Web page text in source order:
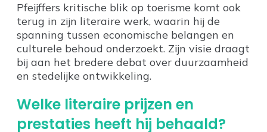
Pfeijffers kritische blik op toerisme komt ook
terug in zijn literaire werk, waarin hij de
spanning tussen economische belangen en
culturele behoud onderzoekt. Zijn visie draagt
bij aan het bredere debat over duurzaamheid
en stedelijke ontwikkeling.
Welke literaire prijzen en
prestaties heeft hij behaald?